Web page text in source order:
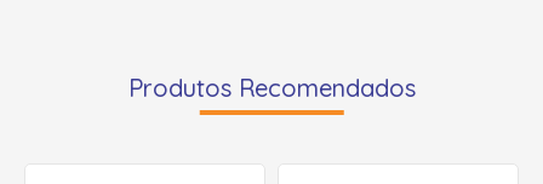
Produtos Recomendados